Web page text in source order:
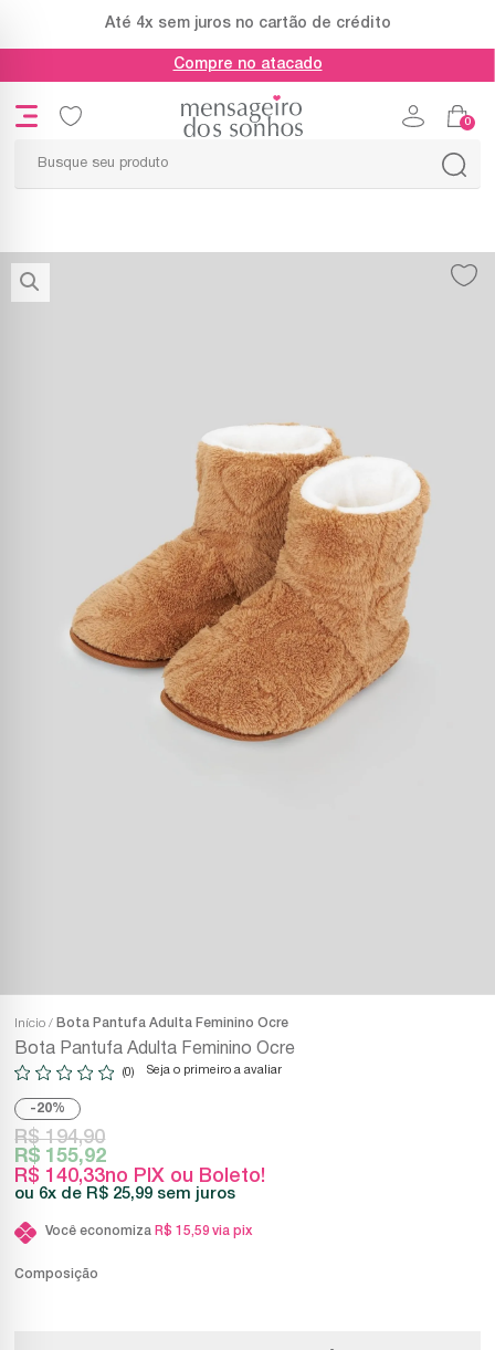
Até 4x sem juros no cartão de crédito
Compre no atacado
0
Início Bota Pantufa Adulta Feminino Ocre
Bota Pantufa Adulta Feminino Ocre
(0) Seja o primeiro a avaliar
20%
R$ 140,33no PIX ou Boleto!
R$ 194,90
R$ 155,92
6x R$ 25,99 sem juros
Você economiza R$ 15,59 via pix
Composição